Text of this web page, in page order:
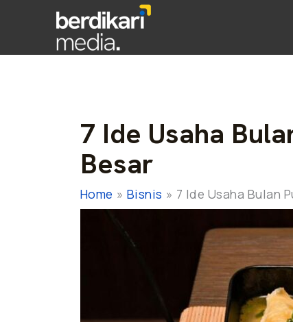
7 Ide Usaha
Besar
Home Bisnis 7 Ide Usaha Bulan